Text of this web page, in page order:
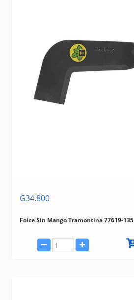
G34.800
Foice Sin Mango Tramontina 77619-135